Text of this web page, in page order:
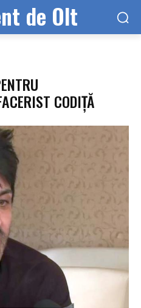
de Olt
CODIȚĂ